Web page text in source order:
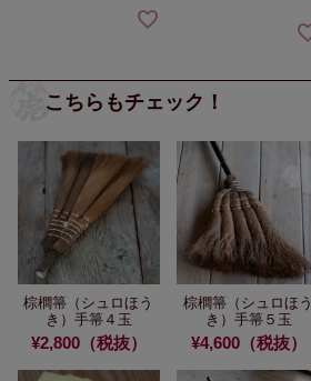
こちらもチェック！
棕櫚箒（シュロほう
き）手箒４玉
¥2,800（税抜）
棕櫚箒（シュロほう
き）手箒５玉
¥4,600（税抜）